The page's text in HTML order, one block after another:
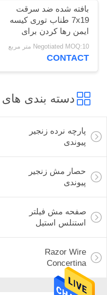
بافته شده ضد سرقت
7x19 طناب توری کیسه
ایمن رها کردن برای
نورافکن
Negotiated MOQ:10 متر مربع
CONTACT
دسته بندی
پارچه نرده زنجیر
پیوندی
حصار مش زنجیر
پیوندی
صفحه مش فیلتر
استنلس استیل
Razor Wire
Concertina